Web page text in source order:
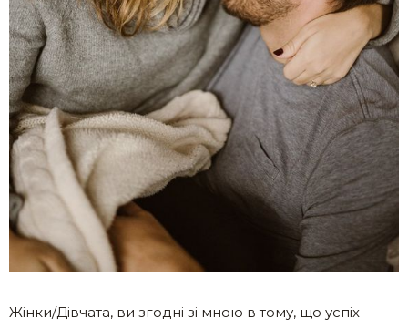
Жінки/Дівчата, ви згодні зі мною в тому, що успіх